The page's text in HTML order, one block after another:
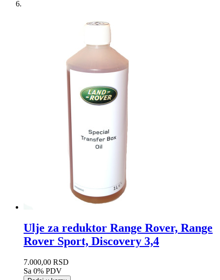
Ulje za reduktor Range Rover, Range
Rover Sport, Discovery 3,4
7.000,00 RSD
Sa 0% PDV